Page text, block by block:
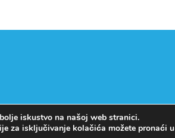
Copyright © OŠ Kajzerica
iskustvo na našoj web stranici.
za isključivanje kolačića možete pronaći u